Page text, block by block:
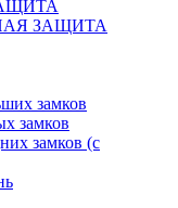
ЗАЩИТА
замков
замков
замков (с